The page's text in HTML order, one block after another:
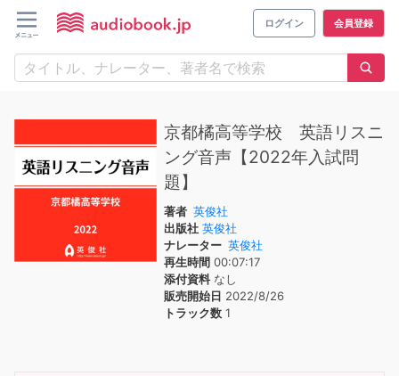
ログイン 会員登録
京都橘高等学校 英語リスニ
ング音声【2022年入試問
題】
著者 英俊社
出版社 英俊社
ナレーター 英俊社
再生時間 00:07:17
添付資料なし
販売開始日 2022/8/26
トラック数 1